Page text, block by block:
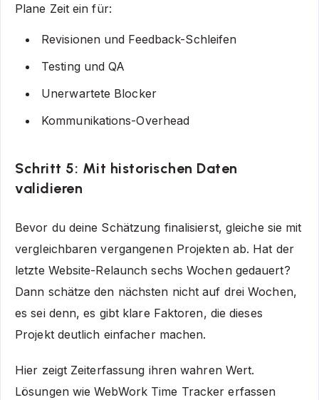
Plane Zeit ein für:
Revisionen und Feedback-Schleifen
Testing und QA
Unerwartete Blocker
Kommunikations-Overhead
Schritt 5: Mit historischen Daten
validieren
Bevor du deine Schätzung finalisierst, gleiche sie mit
vergleichbaren vergangenen Projekten ab. Hat der
letzte Website-Relaunch sechs Wochen gedauert?
Dann schätze den nächsten nicht auf drei Wochen,
es sei denn, es gibt klare Faktoren, die dieses
Projekt deutlich einfacher machen.
Hier zeigt Zeiterfassung ihren wahren Wert.
Lösungen wie WebWork Time Tracker erfassen